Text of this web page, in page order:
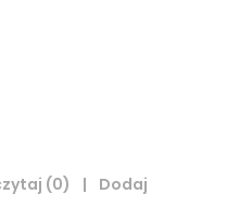
(0) | Dodaj